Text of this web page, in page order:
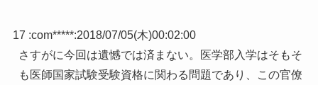
17 :com*****:2018/07/05(木)00:02:00
さすがに今回は遺憾では済まない。医学部入学はそもそ
も医師国家試験受験資格に関わる問題であり、この官僚